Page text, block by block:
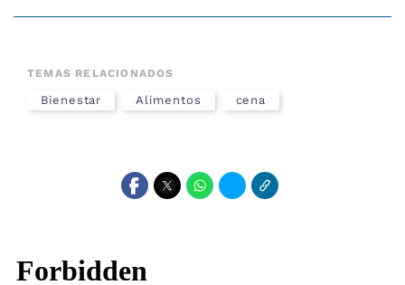
TEMAS RELACIONADOS
Bienestar Alimentos cena